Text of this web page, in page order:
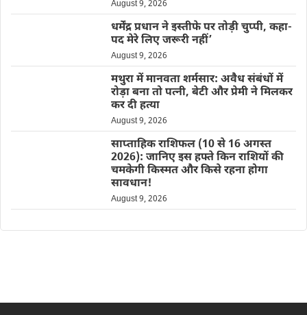
August 9, 2026
धर्मेंद्र प्रधान ने इस्तीफे पर तोड़ी चुप्पी, कहा-
पद मेरे लिए जरूरी नहीं’
August 9, 2026
मथुरा में मानवता शर्मसार: अवैध संबंधों में
रोड़ा बना तो पत्नी, बेटी और प्रेमी ने मिलकर
कर दी हत्या
August 9, 2026
साप्ताहिक राशिफल (10 से 16 अगस्त
2026): जानिए इस हफ्ते किन राशियों की
चमकेगी किस्मत और किसे रहना होगा
सावधान!
August 9, 2026